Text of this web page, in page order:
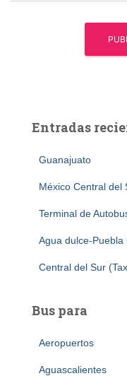
Entradas
Guanajuato
México Central del
Terminal de
Agua dulce-Puebla
Central del Sur
Bus para
Aeropuertos
Aguascalientes